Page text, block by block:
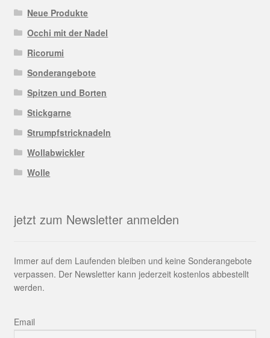
Neue Produkte
Occhi mit der Nadel
Ricorumi
Sonderangebote
Spitzen und Borten
Stickgarne
Strumpfstricknadeln
Wollabwickler
Wolle
jetzt zum Newsletter anmelden
Immer auf dem Laufenden bleiben und keine Sonderangebote
verpassen. Der Newsletter kann jederzeit kostenlos abbestellt
werden.
Email